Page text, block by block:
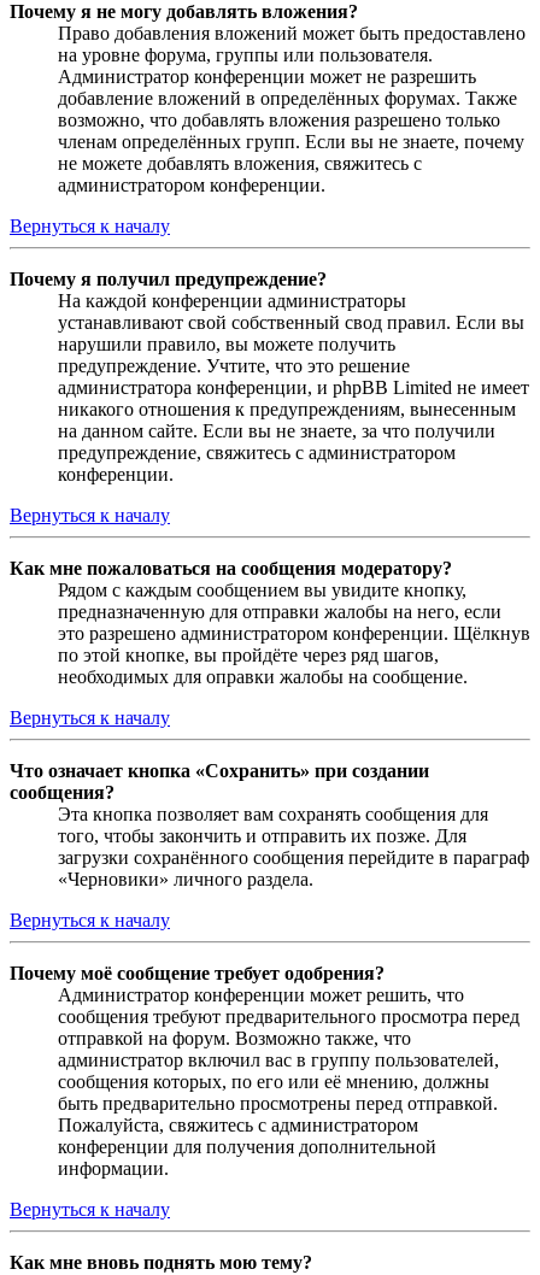
Почему я не могу добавлять вложения?
Право добавления вложений может быть предоставлено
на уровне форума, группы или пользователя.
Администратор конференции может не разрешить
добавление вложений в определённых форумах. Также
возможно, что добавлять вложения разрешено только
членам определённых групп. Если вы не знаете, почему
не можете добавлять вложения, свяжитесь с
администратором конференции.
Вернуться к началу
Почему я получил предупреждение?
На каждой конференции администраторы
устанавливают свой собственный свод правил. Если вы
нарушили правило, вы можете получить
предупреждение. Учтите, что это решение
администратора конференции, и phpBB Limited не имеет
никакого отношения к предупреждениям, вынесенным
на данном сайте. Если вы не знаете, за что получили
предупреждение, свяжитесь с администратором
конференции.
Вернуться к началу
Как мне пожаловаться на сообщения модератору?
Рядом с каждым сообщением вы увидите кнопку,
предназначенную для отправки жалобы на него, если
это разрешено администратором конференции. Щёлкнув
по этой кнопке, вы пройдёте через ряд шагов,
необходимых для оправки жалобы на сообщение.
Вернуться к началу
Что означает кнопка «Сохранить» при создании
сообщения?
Эта кнопка позволяет вам сохранять сообщения для
того, чтобы закончить и отправить их позже. Для
загрузки сохранённого сообщения перейдите в параграф
«Черновики» личного раздела.
Вернуться к началу
Почему моё сообщение требует одобрения?
Администратор конференции может решить, что
сообщения требуют предварительного просмотра перед
отправкой на форум. Возможно также, что
администратор включил вас в группу пользователей,
сообщения которых, по его или её мнению, должны
быть предварительно просмотрены перед отправкой.
Пожалуйста, свяжитесь с администратором
конференции для получения дополнительной
информации.
Вернуться к началу
Как мне вновь поднять мою тему?